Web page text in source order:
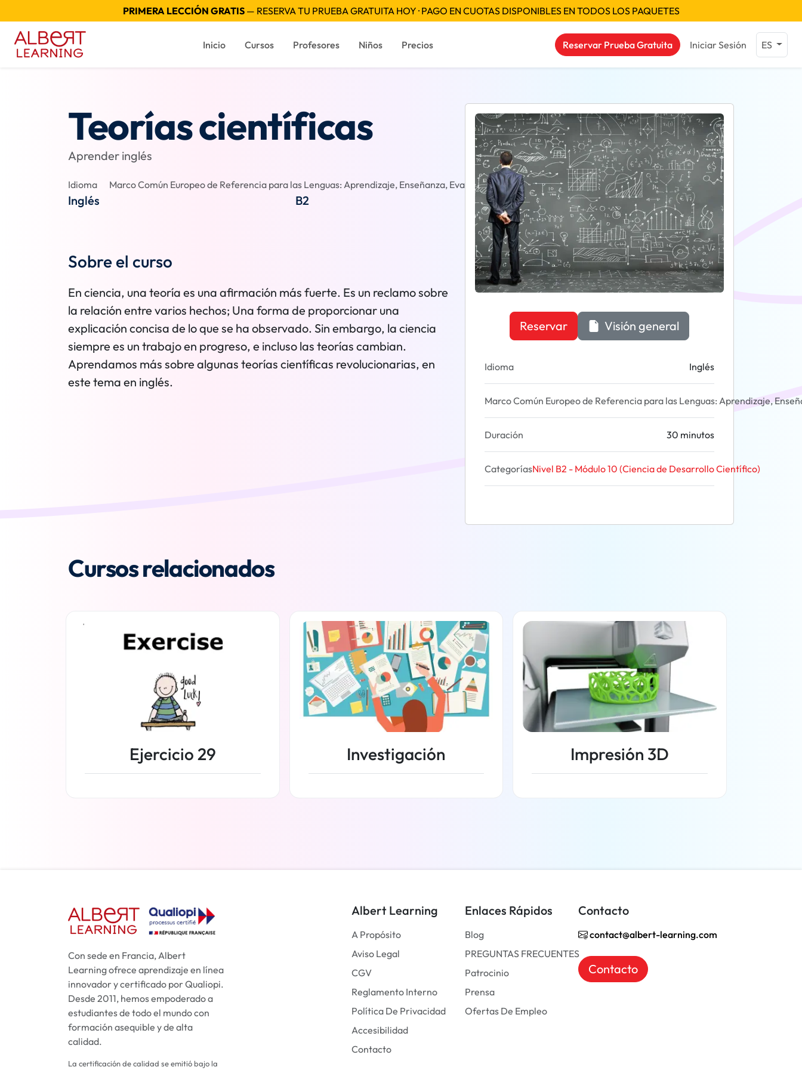
PRIMERA LECCIÓN GRATIS— RESERVA TU PRUEBA GRATUITA HOY · PAGO EN CUOTAS DISPONIBLES EN TODOS LOS PAQUETES
Inicio Cursos Profesores Niños Precios Reservar Prueba Gratuita Iniciar Sesión ES
Teorías científicas
Aprender inglés
Idioma
Inglés
Marco Común Europeo de Referencia para las Lenguas: Aprendizaje, Enseñanza, Evaluación
B2
Reseñas
Sobre el curso
En ciencia, una teoría es una afirmación más fuerte. Es un reclamo sobre
la relación entre varios hechos; Una forma de proporcionar una
explicación concisa de lo que se ha observado. Sin embargo, la ciencia
siempre es un trabajo en progreso, e incluso las teorías cambian.
Aprendamos más sobre algunas teorías científicas revolucionarias, en
este tema en inglés.
Reservar Visión general
Idioma Inglés
Marco Común Europeo de Referencia para las Lenguas: Aprendizaje,
Duración 30 minutos
CategoríasNivel B2 - Módulo 10 (Ciencia de Desarrollo Científico)
Cursos relacionados
Ejercicio 29 Investigación Impresión 3D
Con sede en Francia, Albert
Learning ofrece aprendizaje en línea
innovador y certificado por Qualiopi.
Desde 2011, hemos empoderado a
estudiantes de todo el mundo con
formación asequible y de alta
calidad.
La certificación de calidad se emitió bajo la
Albert Learning
A Propósito
Aviso Legal
CGV
Reglamento Interno
Política De Privacidad
Accesibilidad
Contacto
Enlaces Rápidos
Blog
PREGUNTAS FRECUENTES
Patrocinio
Prensa
Ofertas De Empleo
Contacto
contact@albert-learning.com
Contacto